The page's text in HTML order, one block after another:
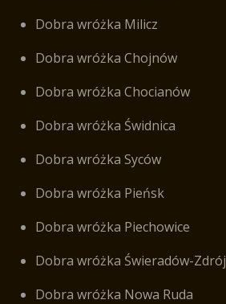
Dobra wróżka Milicz
Dobra wróżka Chojnów
Dobra wróżka Chocianów
Dobra wróżka Świdnica
Dobra wróżka Syców
Dobra wróżka Pieńsk
Dobra wróżka Piechowice
Dobra wróżka Świeradów-Zdrój
Dobra wróżka Nowa Ruda